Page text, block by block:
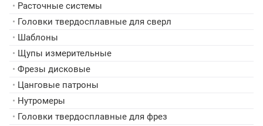
• Расточные системы
• Головки твердосплавные для сверл
• Шаблоны
• Щупы измерительные
• Фрезы дисковые
• Цанговые патроны
• Нутромеры
• Головки твердосплавные для фрез